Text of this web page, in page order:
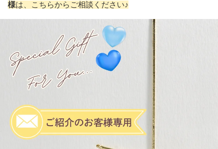
様は、こちらからご相談ください♪